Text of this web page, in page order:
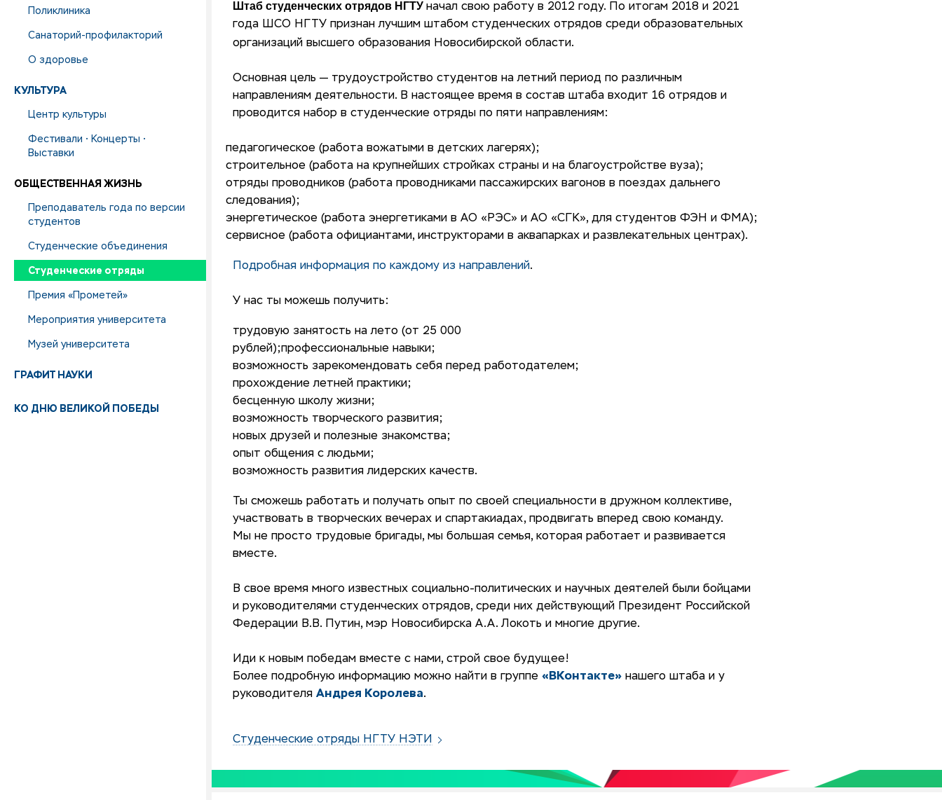
Поликлиника
Санаторий-профилакторий
О здоровье
КУЛЬТУРА
Центр культуры
Фестивали • Концерты •
Выставки
ОБЩЕСТВЕННАЯ ЖИЗНЬ
Преподаватель года по версии
студентов
Студенческие объединения
Студенческие отряды
Премия «Прометей»
Мероприятия университета
Музей университета
ГРАФИТ НАУКИ
КО ДНЮ ВЕЛИКОЙ ПОБЕДЫ
Штаб студенческих отрядов НГТУ начал свою работу в 2012 году. По итогам 2018 и 2021
года ШСО НГТУ признан лучшим штабом студенческих отрядов среди образовательных
организаций высшего образования Новосибирской области.
Основная цель — трудоустройство студентов на летний период по различным
направлениям деятельности. В настоящее время в состав штаба входит 16 отрядов и
проводится набор в студенческие отряды по пяти направлениям:
педагогическое (работа вожатыми в детских лагерях);
строительное (работа на крупнейших стройках страны и на благоустройстве вуза);
отряды проводников (работа проводниками пассажирских вагонов в поездах дальнего
следования);
энергетическое (работа энергетиками в АО «РЭС» и АО «СГК», для студентов ФЭН и ФМА);
сервисное (работа официантами, инструкторами в аквапарках и развлекательных центрах).
Подробная информация по каждому из направлений.
У нас ты можешь получить:
трудовую занятость на лето (от 25 000
рублей);профессиональные навыки;
возможность зарекомендовать себя перед работодателем;
прохождение летней практики;
бесценную школу жизни;
возможность творческого развития;
новых друзей и полезные знакомства;
опыт общения с людьми;
возможность развития лидерских качеств.
Ты сможешь работать и получать опыт по своей специальности в дружном коллективе,
участвовать в творческих вечерах и спартакиадах, продвигать вперед свою команду.
Мы не просто трудовые бригады, мы большая семья, которая работает и развивается
вместе.
В свое время много известных социально-политических и научных деятелей были бойцами
и руководителями студенческих отрядов, среди них действующий Президент Российской
Федерации В.В. Путин, мэр Новосибирска А.А. Локоть и многие другие.
Иди к новым победам вместе с нами, строй свое будущее!
Более подробную информацию можно найти в группе «ВКонтакте»нашего штаба и у
руководителя Андрея Королева.
Студенческие отряды НГТУ НЭТИ